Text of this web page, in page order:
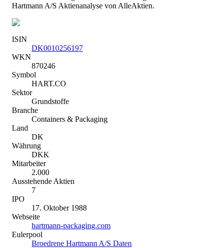
Hartmann A/S Aktienanalyse von AlleAktien.
ISIN
DK0010256197
WKN
870246
Symbol
HART.CO
Sektor
Grundstoffe
Branche
Containers & Packaging
Land
DK
Währung
DKK
Mitarbeiter
2.000
Ausstehende Aktien
7
IPO
17. Oktober 1988
Webseite
hartmann-packaging.com
Eulerpool
Broedrene Hartmann A/S Daten